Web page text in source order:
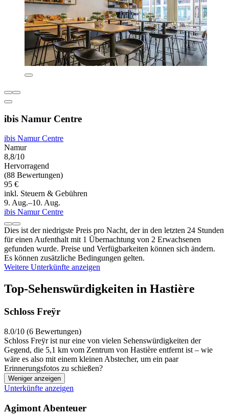
ibis Namur Centre
ibis Namur Centre
Namur
8,8/10
Hervorragend
(88 Bewertungen)
95 €
inkl. Steuern & Gebühren
9. Aug.–10. Aug.
ibis Namur Centre
Dies ist der niedrigste Preis pro Nacht, der in den letzten 24 Stunden
für einen Aufenthalt mit 1 Übernachtung von 2 Erwachsenen
gefunden wurde. Preise und Verfügbarkeiten können sich ändern.
Es können zusätzliche Bedingungen gelten.
Weitere Unterkünfte anzeigen
Top-Sehenswürdigkeiten in Hastière
Schloss Freÿr
8.0/10 (6 Bewertungen)
Schloss Freÿr ist nur eine von vielen Sehenswürdigkeiten der
Gegend, die 5,1 km vom Zentrum von Hastière entfernt ist – wie
wäre es also mit einem kleinen Abstecher, um ein paar
Erinnerungsfotos zu schießen?
Weniger anzeigen
Unterkünfte anzeigen
Agimont Abenteuer